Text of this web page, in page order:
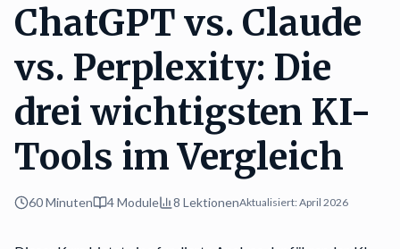
ChatGPT vs. Claude
vs. Perplexity: Die
drei wichtigsten KI-
Tools im Vergleich
60 Minuten 4Module 8 LektionenAktualisiert:April 2026